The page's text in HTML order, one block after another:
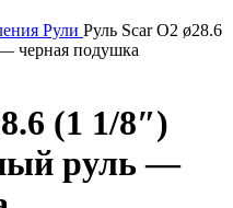
Рули Руль Scar O2 ø28.6
черная подушка
(1 1/8″)
руль —